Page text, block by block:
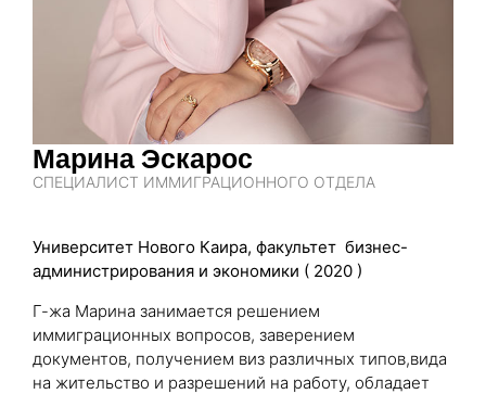
Марина Эскарос
СПЕЦИАЛИСТ ИММИГРАЦИОННОГО ОТДЕЛА
Университет Нового Каира, факультет бизнес-
администрирования и экономики ( 2020 )
Г-жа Марина занимается решением
иммиграционных вопросов, заверением
документов, получением виз различных типов,вида
на жительство и разрешений на работу, обладает